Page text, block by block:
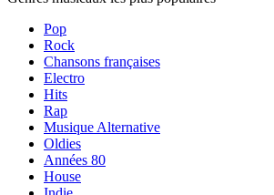
Pop
Rock
Chansons françaises
Electro
Hits
Rap
Musique Alternative
Oldies
Années 80
House